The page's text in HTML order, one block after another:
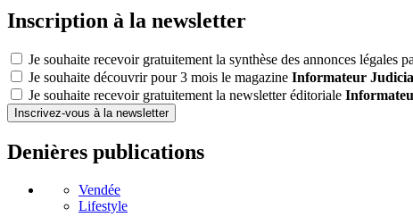
Inscription à la newsletter
Je souhaite recevoir gratuitement la synthèse des annonces légales
Je souhaite découvrir pour 3 mois le magazine Informateur
Je souhaite recevoir gratuitement la newsletter éditoriale
Inscrivez-vous à la newsletter
Denières publications
Vendée
Lifestyle